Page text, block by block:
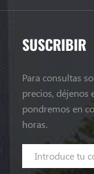
SUSCRIBIR
Para consultas
precios, déjenos
pondremos en
horas.